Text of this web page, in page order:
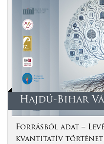
Hajdú-Bihar
Forrásból adat –
kvantitatív